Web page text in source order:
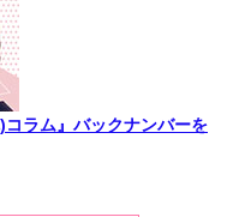
ラム』バックナンバーを